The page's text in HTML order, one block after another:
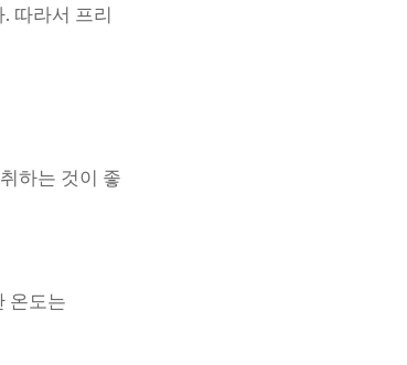
따라서 프리
하는 것이 좋
온도는